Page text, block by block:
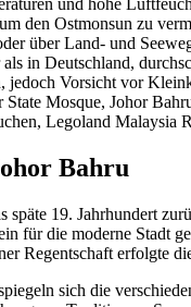
und hohe
den Ostmonsun zu
über Land- und
in Deutschland,
jedoch Vorsicht vor
State Mosque, Johor
Legoland Malaysia
Bahru
19. Jahrhundert
für die moderne Stadt
Regentschaft erfolgte
sich die